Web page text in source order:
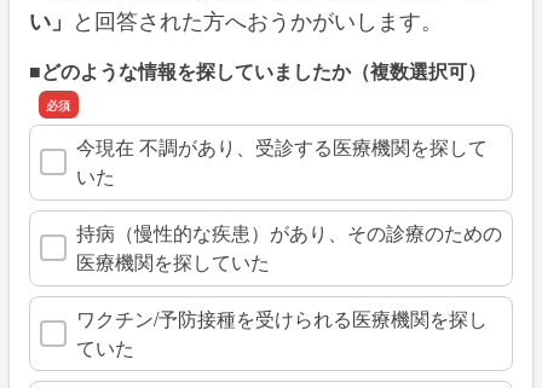
い」 と回答された方へおうかがいします。
■どのような情報を探していましたか（複数選択可）
今現在 不調があり、受診する医療機関を探して
いた
持病（慢性的な疾患）があり、その診療のための
医療機関を探していた
ワクチン/予防接種を受けられる医療機関を探し
ていた